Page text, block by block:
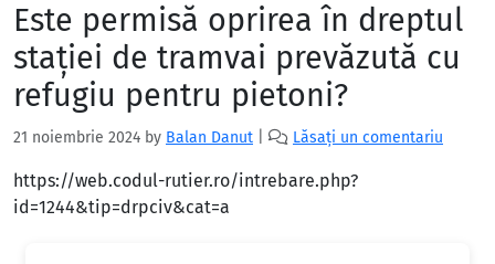
Este permisă oprirea în dreptul
staţiei de tramvai prevăzută cu
refugiu pentru pietoni?
21 noiembrie 2024 by Balan Danut Lăsați un comentariu
https://web.codul-rutier.ro/intrebare.php?
id=1244&tip=drpciv&cat=a